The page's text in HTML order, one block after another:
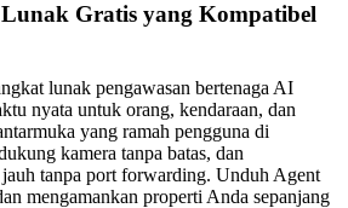
Gratis yang Kompatibel
lunak pengawasan bertenaga AI
nyata untuk orang, kendaraan, dan
yang ramah pengguna di
kamera tanpa batas, dan
tanpa port forwarding. Unduh Agent
mengamankan properti Anda sepanjang